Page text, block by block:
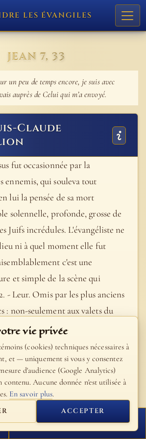
LES ÉVANGILES
JEAN 7, 33
un peu de temps encore, je suis avec
auprès de Celui qui m’a envoyé.
Claude
fut occasionnée par la
ennemis, qui souleva tout
lui la pensée de sa mort
solennelle, profonde, grosse de
Juifs incrédules. L'évangéliste ne
ni à quel moment elle fut
c'est une
et simple de la scène qui
- Leur. Omis par les plus anciens
: non-seulement aux valets du
Notre-Seigneur les vit venir à
les auditeurs, pour les exciter
en vue de leur salut, le peu de
rester avec eux. - Avec vous pour
Six mois seulement le séparaient
célébrait alors la fête des
la Pâque suivante, il le lisait
PROCHAIN VERSET
vie privée
(cookies) techniques nécessaires à
et — uniquement si vous y consentez
d'audience (Google Analytics)
Aucune donnée n'est utilisée à
En savoir plus.
ACCEPTER